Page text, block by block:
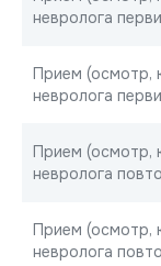
невролога
Прием (осмотр,
невролога
Прием (осмотр,
невролога
Прием (осмотр,
невролога